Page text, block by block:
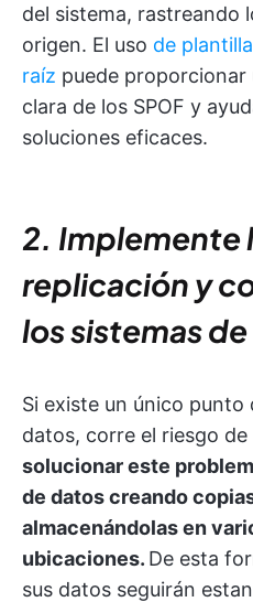
del sistema, rastreando
origen. El uso de
raíz puede
clara de los SPOF y
soluciones eficaces.
2. Implemente
replicación y
los sistemas
Si existe un único
datos, corre el riesgo
solucionar este
de datos creando
almacenándolas en
ubicaciones. De esta
sus datos seguirán